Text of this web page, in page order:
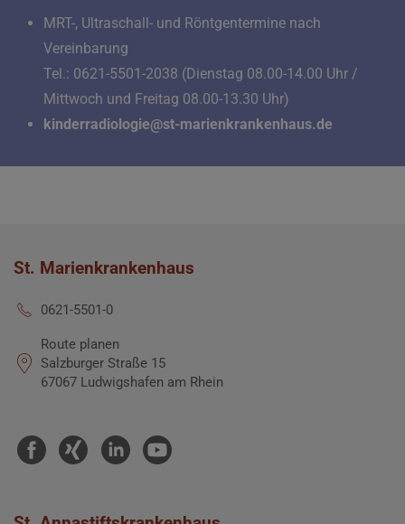
MRT-, Ultraschall- und Röntgentermine nach
Vereinbarung
Tel.: 0621-5501-2038 (Dienstag 08.00-14.00 Uhr /
Mittwoch und Freitag 08.00-13.30 Uhr)
kinderradiologie@st-marienkrankenhaus.de
St. Marienkrankenhaus
0621-5501-0
Route planen
Salzburger Straße 15
67067 Ludwigshafen am Rhein